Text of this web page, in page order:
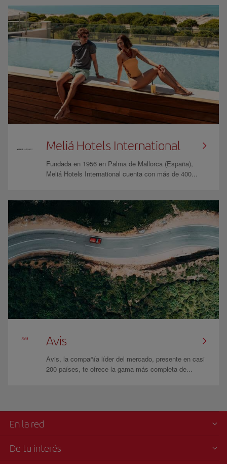
Meliá Hotels International
Fundada en 1956 en Palma de Mallorca (España),
Meliá Hotels International cuenta con más de 400...
Avis
Avis, la compañía líder del mercado, presente en casi
200 países, te ofrece la gama más completa de...
En la red
De tu interés